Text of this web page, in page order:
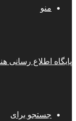
منو
پایگاه اطلاع رسانی
جستجو برای